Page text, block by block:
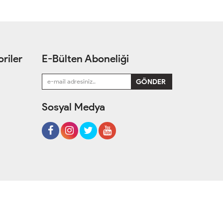
E-Bülten Aboneliği
Sosyal Medya